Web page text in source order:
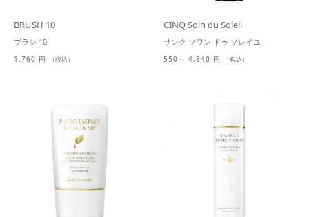
BRUSH 10
ブラシ 10
1,760 円 （税込）
CINQ Soin du Soleil
サンク ソワン ドゥ ソレイユ
550～ 4,840 円 （税込）